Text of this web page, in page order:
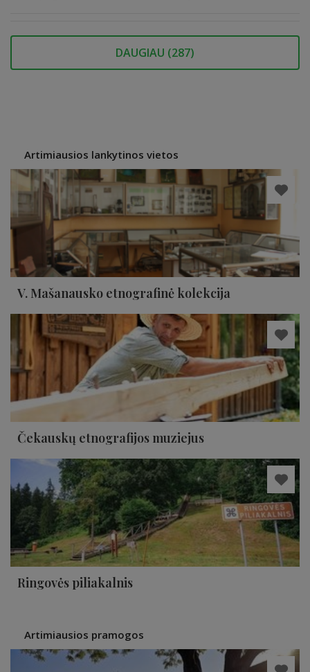
DAUGIAU (287)
Artimiausios lankytinos vietos
V. Mašanausko etnografinė kolekcija
Čekauskų etnografijos muziejus
Ringovės piliakalnis
Artimiausios pramogos